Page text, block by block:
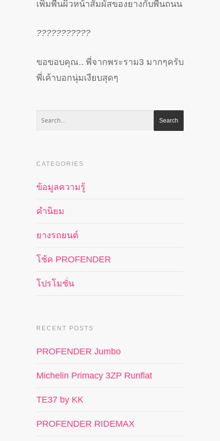
เพิ่มพื้นผิวหน้าสัมผัสของยางกับพื้นถนน
???????????
ขอขอบคุณ.. พี่จากพระราม3 มากๆครับ
พี่เค้าบอกนุ่มเงียบสุดๆ
CATEGORIES
ข้อมูลความรู้
คำนิยม
ยางรถยนต์
โช้ค PROFENDER
โปรโมชั่น
RECENT POSTS
PROFENDER Jumbo
Michelin Primacy 3ZP Runflat
TE37 by KK
PROFENDER RIDEMAX